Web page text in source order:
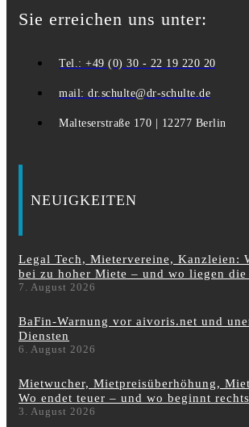
Sie erreichen uns unter:
Tel.: +49 (0) 30 - 22 19 220 20
mail: dr.schulte@dr-schulte.de
Malteserstraße 170 | 12277 Berlin
NEUIGKEITEN
Legal Tech, Mietervereine, Kanzleien:
bei zu hoher Miete – und wo liegen die
7. August 2026
BaFin-Warnung vor aivoris.net und
Diensten
6. August 2026
Mietwucher, Mietpreisüberhöhung,
Wo endet teuer – und wo beginnt
3. August 2026